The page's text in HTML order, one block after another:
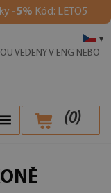
-5% Kód: LETO5
▾
VEDENY V ENG NEBO
(0)